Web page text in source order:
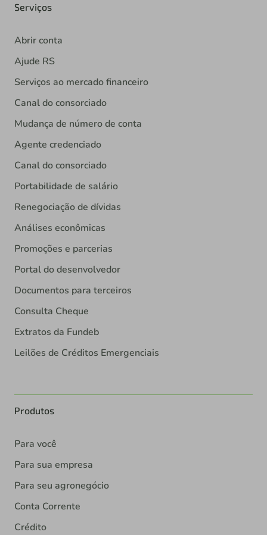
Serviços
Abrir conta
Ajude RS
Serviços ao mercado financeiro
Canal do consorciado
Mudança de número de conta
Agente credenciado
Canal do consorciado
Portabilidade de salário
Renegociação de dívidas
Análises econômicas
Promoções e parcerias
Portal do desenvolvedor
Documentos para terceiros
Consulta Cheque
Extratos da Fundeb
Leilões de Créditos Emergenciais
Produtos
Para você
Para sua empresa
Para seu agronegócio
Conta Corrente
Crédito